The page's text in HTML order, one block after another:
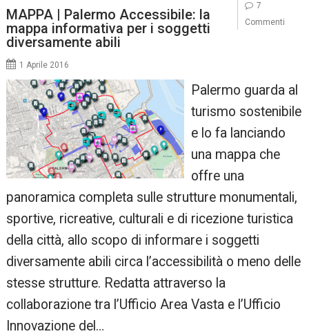
MAPPA | Palermo Accessibile: la
mappa informativa per i soggetti
diversamente abili
1 Aprile 2016
Palermo guarda al
turismo sostenibile
e lo fa lanciando
una mappa che
offre una
panoramica completa sulle strutture monumentali,
sportive, ricreative, culturali e di ricezione turistica
della città, allo scopo di informare i soggetti
diversamente abili circa l’accessibilità o meno delle
stesse strutture. Redatta attraverso la
collaborazione tra l’Ufficio Area Vasta e l’Ufficio
Innovazione del…
7
Commenti